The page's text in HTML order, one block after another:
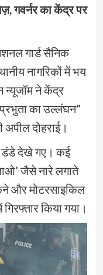
गवर्नर का केंद्र पर
गार्ड सैनिक
नागरिकों में भय
न्यूजॉम ने केंद्र
का उल्लंघन”
दोहराई।
डंडे देखे गए। कई
जैसे नारे लगाते
और मोटरसाइकिल
किया गया।